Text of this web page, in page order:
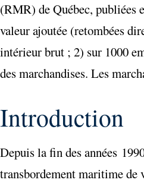
(RMR) de Québec, publiées
valeur ajoutée (retombées
intérieur brut ; 2) sur 1000
des marchandises. Les
Introduction
Depuis la fin des années
transbordement maritime de